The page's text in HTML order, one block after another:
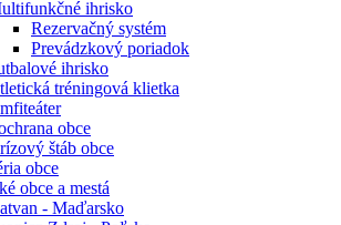
ihrisko
Rezervačný systém
Prevádzkový poriadok
ihrisko
tréningová klietka
obce
štáb obce
obce
obce a mestá
- Maďarsko